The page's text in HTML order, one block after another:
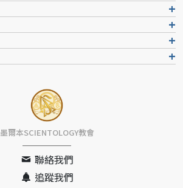
墨爾本SCIENTOLOGY教會
聯絡我們
追蹤我們